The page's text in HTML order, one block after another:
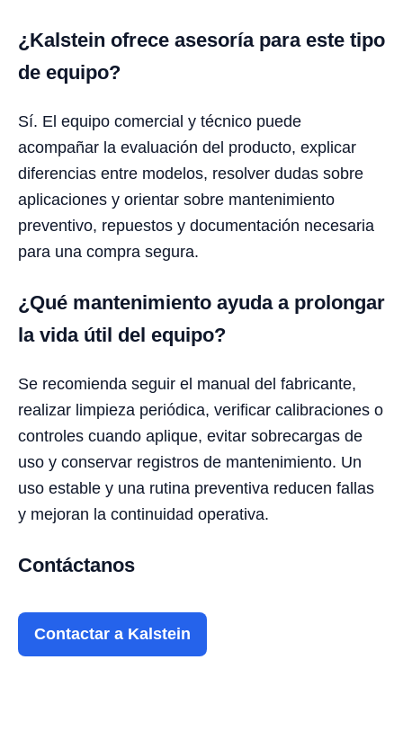
¿Kalstein ofrece asesoría para este tipo
de equipo?
Sí. El equipo comercial y técnico puede
acompañar la evaluación del producto, explicar
diferencias entre modelos, resolver dudas sobre
aplicaciones y orientar sobre mantenimiento
preventivo, repuestos y documentación necesaria
para una compra segura.
¿Qué mantenimiento ayuda a prolongar
la vida útil del equipo?
Se recomienda seguir el manual del fabricante,
realizar limpieza periódica, verificar calibraciones o
controles cuando aplique, evitar sobrecargas de
uso y conservar registros de mantenimiento. Un
uso estable y una rutina preventiva reducen fallas
y mejoran la continuidad operativa.
Contáctanos
Contactar a Kalstein